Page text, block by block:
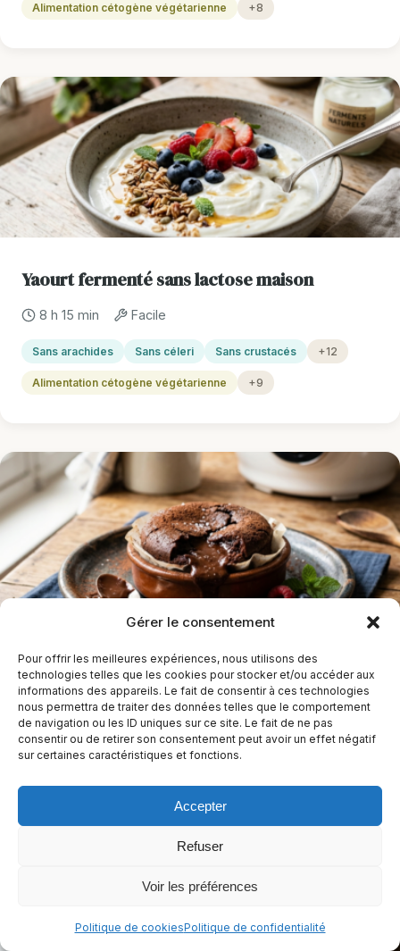
Gérer le consentement
Pour offrir les meilleures expériences, nous utilisons des
technologies telles que les cookies pour stocker et/ou accéder aux
informations des appareils. Le fait de consentir à ces technologies
nous permettra de traiter des données telles que le comportement
de navigation ou les ID uniques sur ce site. Le fait de ne pas
consentir ou de retirer son consentement peut avoir un effet négatif
sur certaines caractéristiques et fonctions.
Accepter
Refuser
Voir les préférences
Politique de cookiesPolitique de confidentialité
Alimentation cétogène végétarienne +8
Yaourt fermenté sans lactose maison
8 h 15 min Facile
Sans arachides Sans céleri Sans crustacés +12
Alimentation cétogène végétarienne +9
Fondant au chocolat sans gluten préparé au
Cookeo
30 min Facile
Sans arachides Sans céleri Sans crustacés
Casher +4